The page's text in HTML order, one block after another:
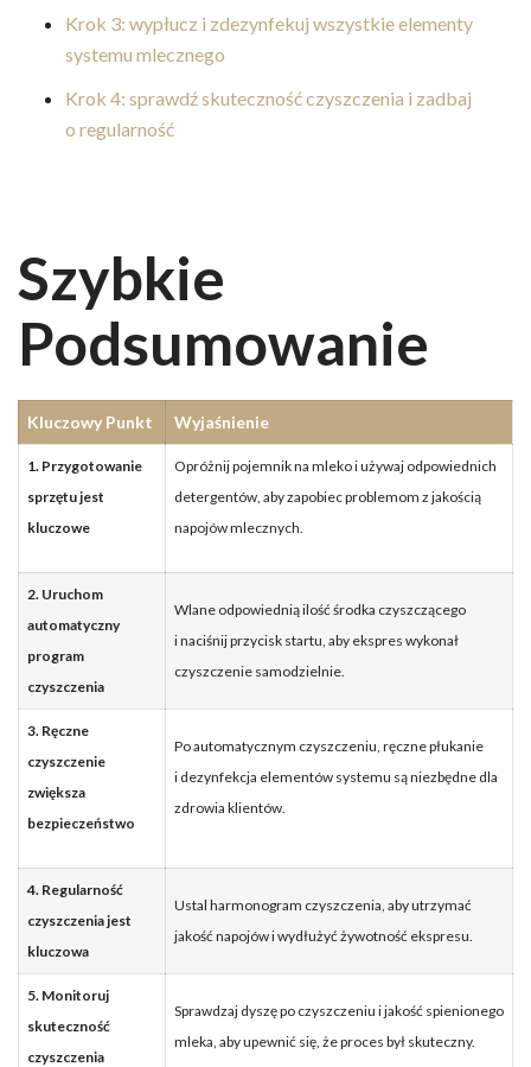
Krok 3: wypłucz i zdezynfekuj wszystkie elementy
systemu mlecznego
Krok 4: sprawdź skuteczność czyszczenia i zadbaj
o regularność
Szybkie
Podsumowanie
Kluczowy Punkt Wyjaśnienie
1. Przygotowanie
sprzętu jest
kluczowe
Opróżnij pojemnik na mleko i używaj odpowiednich
detergentów, aby zapobiec problemom z jakością
napojów mlecznych.
2. Uruchom
automatyczny
program
czyszczenia
Wlane odpowiednią ilość środka czyszczącego
i naciśnij przycisk startu, aby ekspres wykonał
czyszczenie samodzielnie.
3. Ręczne
czyszczenie
zwiększa
bezpieczeństwo
Po automatycznym czyszczeniu, ręczne płukanie
i dezynfekcja elementów systemu są niezbędne dla
zdrowia klientów.
4. Regularność
czyszczenia jest
kluczowa
Ustal harmonogram czyszczenia, aby utrzymać
jakość napojów i wydłużyć żywotność ekspresu.
5. Monitoruj
skuteczność
czyszczenia
Sprawdzaj dyszę po czyszczeniu i jakość spienionego
mleka, aby upewnić się, że proces był skuteczny.